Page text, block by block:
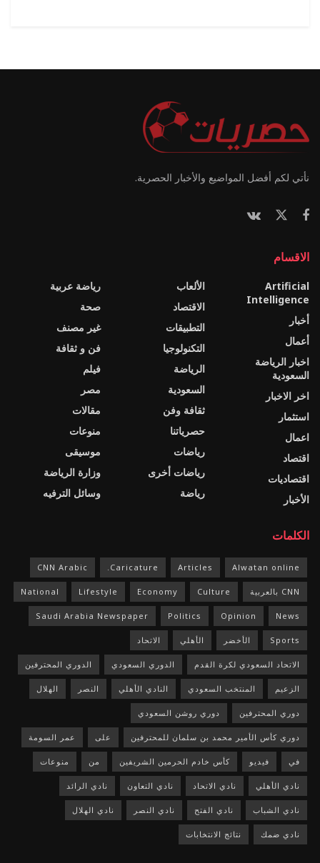
نأتي لكم أفضل المواضيع والأخبار الحصرية.
الاقسام
Artificial
Intelligence
أخبار
أعمال
اخبار الرياضة
السعودية
اخر الاخبار
استثمار
اعمال
اقتصاد
اقتصاديات
الأخبار
الألعاب
الاقتصاد
التطبيقات
التكنولوجيا
الرياضة
السعودية
ثقافة وفن
حصرياتنا
رياضات
رياضات أخرى
رياضة
رياضة عربية
صحة
غير مصنف
فن و ثقافة
فيلم
مصر
مقالات
منوعات
موسيقى
وزارة الرياضة
وسائل الترفيه
الكلمات
Alwatan online
Articles
Caricature.
CNN Arabic
CNN بالعربية Culture
Economy
Lifestyle
National
News
Opinion
Politics
Saudi Arabia Newspaper
Sports الأخضر الأهلي الاتحاد
الاتحاد السعودي لكرة القدم الدوري السعودي الدوري المحترفين
الزعيم المنتخب السعودي النادي الأهلي النصر الهلال
دوري المحترفين دوري روشن السعودي
دوري كأس الأمير محمد بن سلمان للمحترفين على عمر السومة
في فيديو كأس خادم الحرمين الشريفين من منوعات
نادي الأهلي نادي الاتحاد نادي التعاون نادي الرائد
نادي الشباب نادي الفتح نادي النصر نادي الهلال
نادي ضمك نتائج الانتخابات